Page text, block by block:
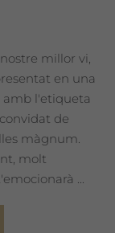
pàgina
del
producte
millor vi,
en una
amb l'etiqueta
de
màgnum.
molt
...